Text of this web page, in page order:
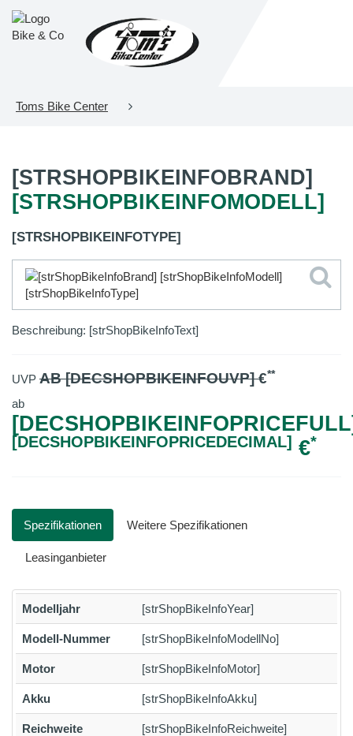
Toms Bike Center
[STRSHOPBIKEINFOBRAND]
[STRSHOPBIKEINFOMODELL]
[STRSHOPBIKEINFOTYPE]
Beschreibung: [strShopBikeInfoText]
UVP AB [DECSHOPBIKEINFOUVP]€**
ab
[DECSHOPBIKEINFOPRICEDECIMAL] €*
Spezifikationen Weitere Spezifikationen
Leasinganbieter
Modelljahr [strShopBikeInfoYear]
Modell-Nummer [strShopBikeInfoModellNo]
Motor [strShopBikeInfoMotor]
Akku [strShopBikeInfoAkku]
Reichweite [strShopBikeInfoReichweite]